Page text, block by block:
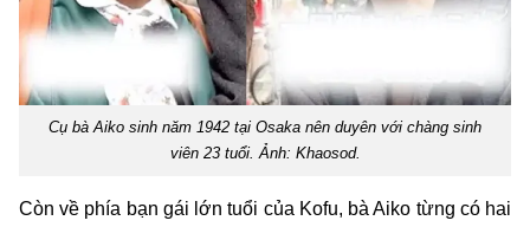
Cụ bà Aiko sinh năm 1942 tại Osaka nên duyên với chàng sinh
viên 23 tuổi. Ảnh: Khaosod.
Còn về phía bạn gái lớn tuổi của Kofu, bà Aiko từng có hai